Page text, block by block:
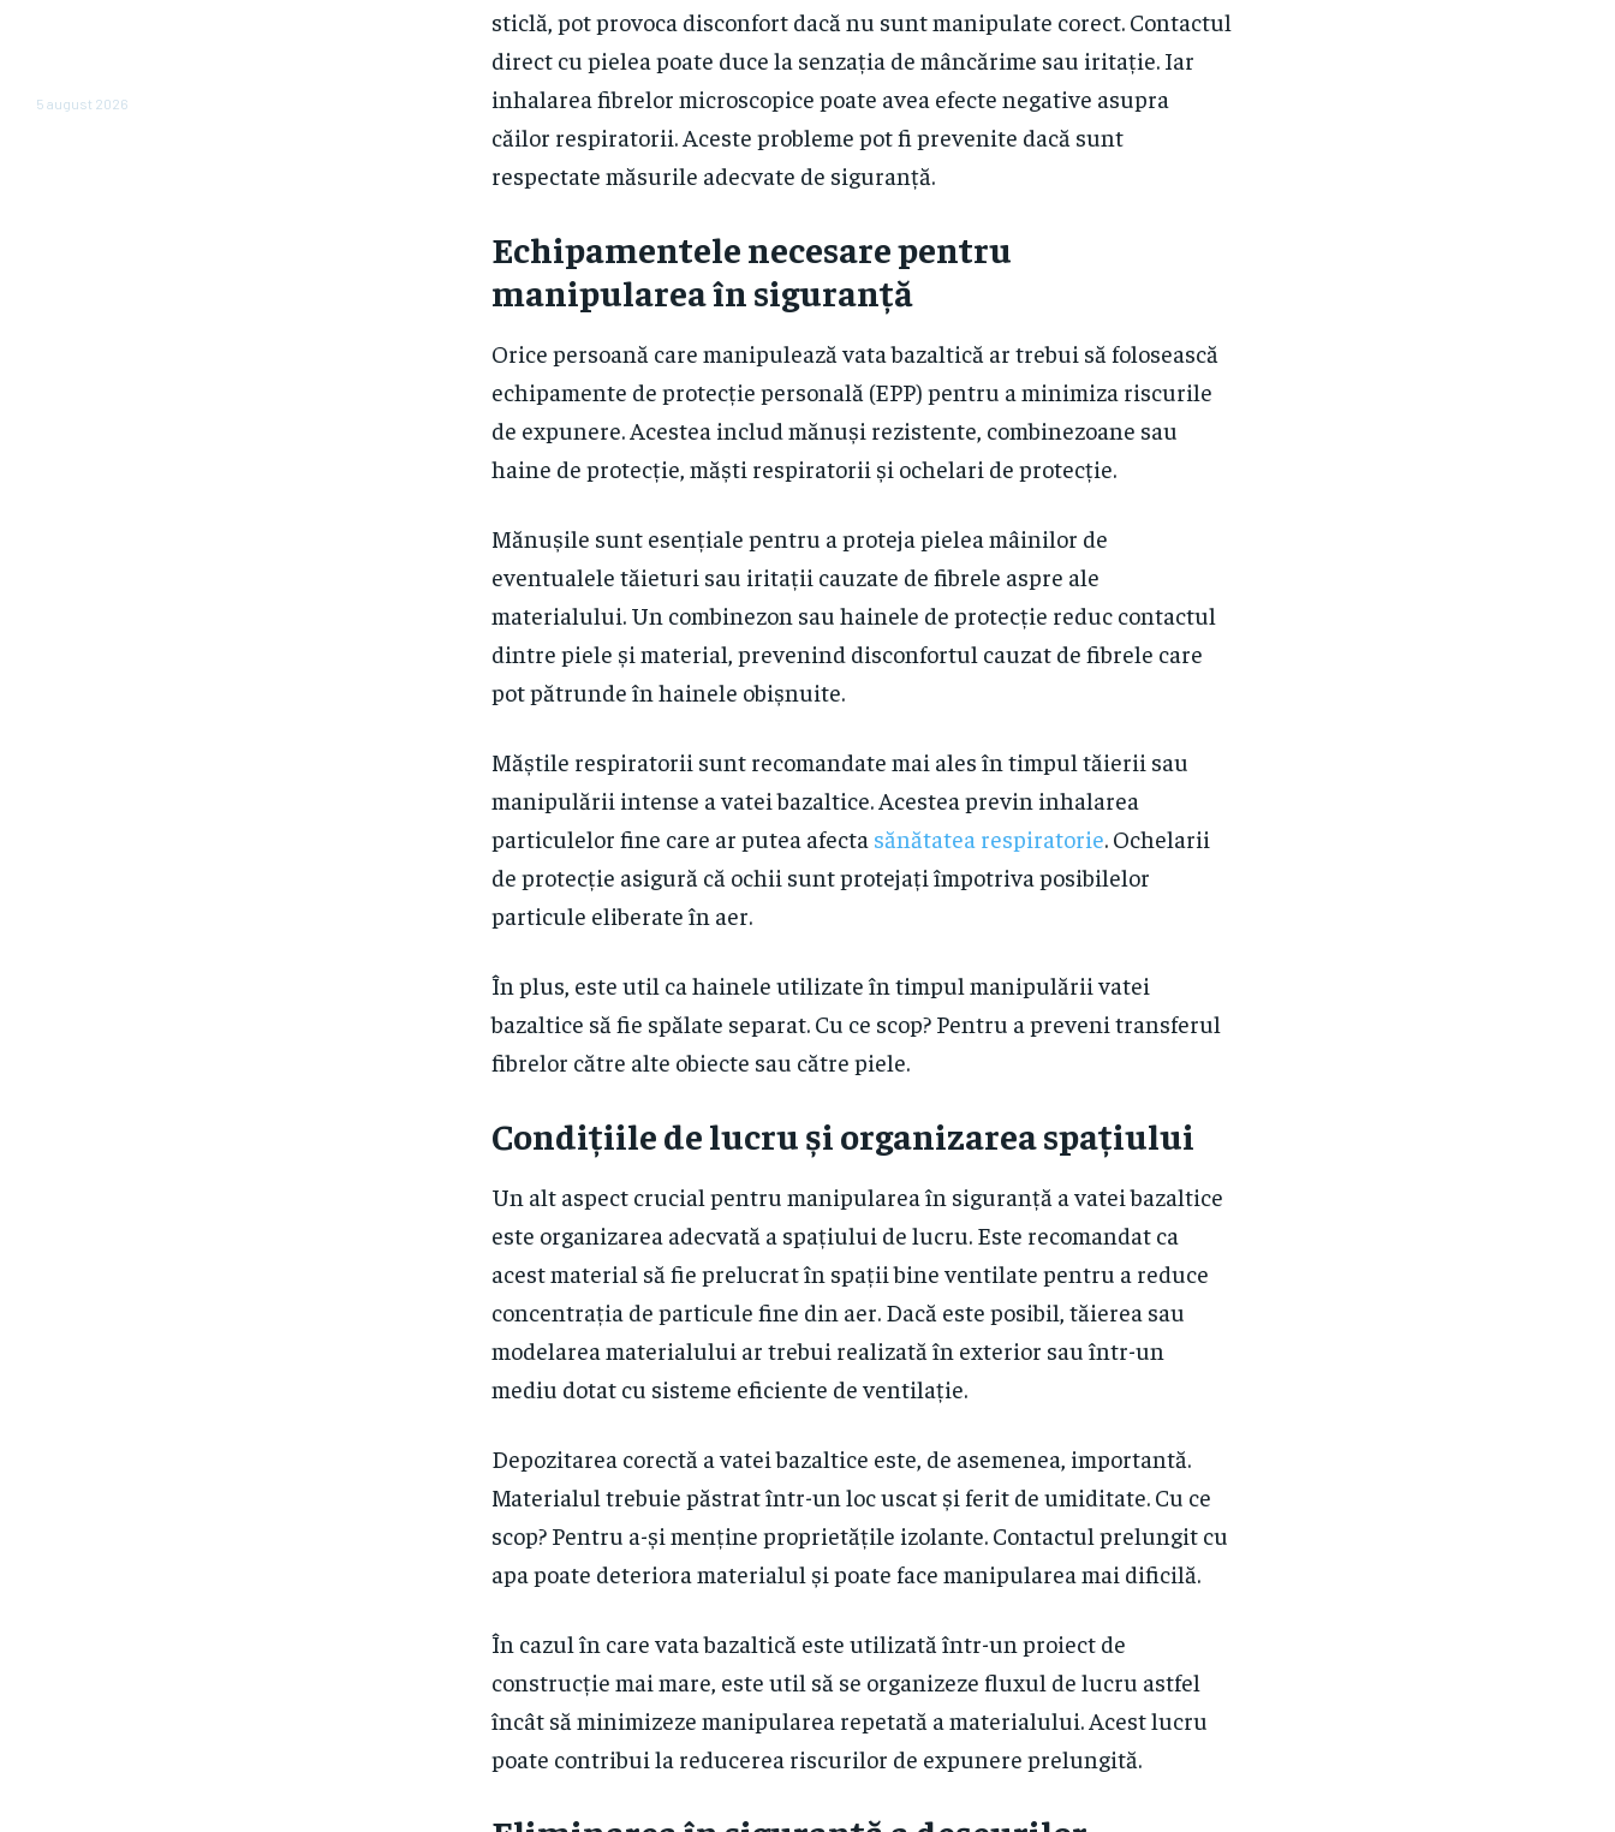
5 august 2026
sticlă, pot provoca disconfort dacă nu sunt manipulate corect. Contactul
direct cu pielea poate duce la senzația de mâncărime sau iritație. Iar
inhalarea fibrelor microscopice poate avea efecte negative asupra
căilor respiratorii. Aceste probleme pot fi prevenite dacă sunt
respectate măsurile adecvate de siguranță.
Echipamentele necesare pentru
manipularea în siguranță
Orice persoană care manipulează vata bazaltică ar trebui să folosească
echipamente de protecție personală (EPP) pentru a minimiza riscurile
de expunere. Acestea includ mănuși rezistente, combinezoane sau
haine de protecție, măști respiratorii și ochelari de protecție.
Mănușile sunt esențiale pentru a proteja pielea mâinilor de
eventualele tăieturi sau iritații cauzate de fibrele aspre ale
materialului. Un combinezon sau hainele de protecție reduc contactul
dintre piele și material, prevenind disconfortul cauzat de fibrele care
pot pătrunde în hainele obișnuite.
Măștile respiratorii sunt recomandate mai ales în timpul tăierii sau
manipulării intense a vatei bazaltice. Acestea previn inhalarea
particulelor fine care ar putea afecta sănătatea respiratorie. Ochelarii
de protecție asigură că ochii sunt protejați împotriva posibilelor
particule eliberate în aer.
În plus, este util ca hainele utilizate în timpul manipulării vatei
bazaltice să fie spălate separat. Cu ce scop? Pentru a preveni transferul
fibrelor către alte obiecte sau către piele.
Condițiile de lucru și organizarea spațiului
Un alt aspect crucial pentru manipularea în siguranță a vatei bazaltice
este organizarea adecvată a spațiului de lucru. Este recomandat ca
acest material să fie prelucrat în spații bine ventilate pentru a reduce
concentrația de particule fine din aer. Dacă este posibil, tăierea sau
modelarea materialului ar trebui realizată în exterior sau într-un
mediu dotat cu sisteme eficiente de ventilație.
Depozitarea corectă a vatei bazaltice este, de asemenea, importantă.
Materialul trebuie păstrat într-un loc uscat și ferit de umiditate. Cu ce
scop? Pentru a-și menține proprietățile izolante. Contactul prelungit cu
apa poate deteriora materialul și poate face manipularea mai dificilă.
În cazul în care vata bazaltică este utilizată într-un proiect de
construcție mai mare, este util să se organizeze fluxul de lucru astfel
încât să minimizeze manipularea repetată a materialului. Acest lucru
poate contribui la reducerea riscurilor de expunere prelungită.